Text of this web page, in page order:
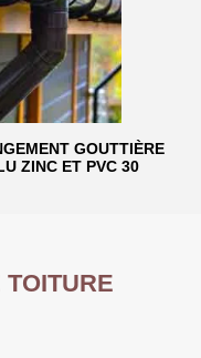
GOUTTIÈRE
ZINC ET PVC 30